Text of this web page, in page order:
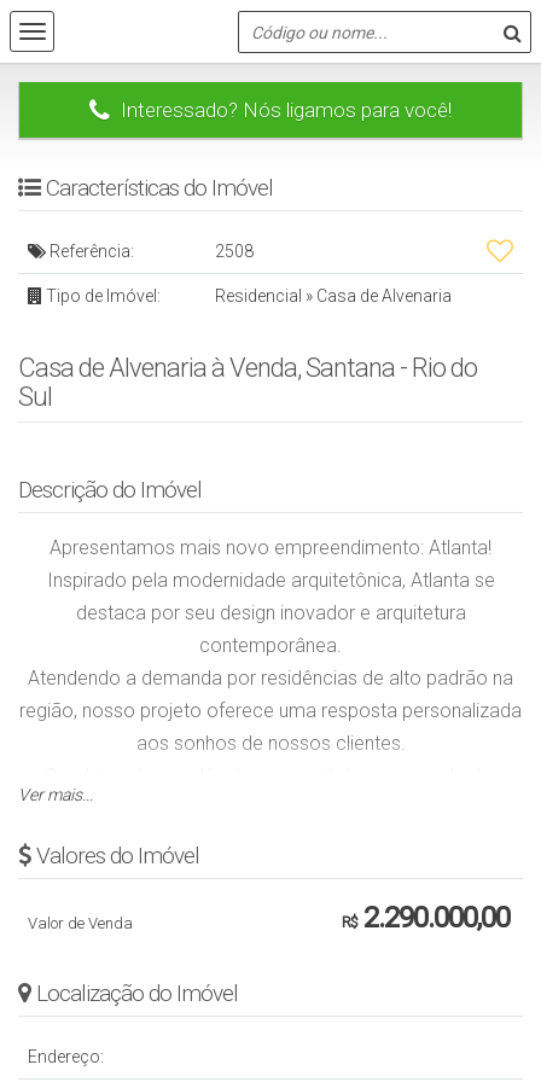
Interessado? Nós ligamos para você!
Características do Imóvel
Referência: 2508
Tipo de Imóvel: Residencial » Casa de Alvenaria
Casa de Alvenaria à Venda, Santana - Rio do
Sul
Descrição do Imóvel
Apresentamos mais novo empreendimento: Atlanta!
Inspirado pela modernidade arquitetônica, Atlanta se
destaca por seu design inovador e arquitetura
contemporânea.
Atendendo a demanda por residências de alto padrão na
região, nosso projeto oferece uma resposta personalizada
aos sonhos de nossos clientes.
Atlanta não oferece apenas um lar, mas também um
investimento duradouro, valorizando-se no mercado!
Com ambientes amplos e espaçosos, Atlanta oferece uma
atmosfera arejada e iluminada, criando um espaço
equipadas com piso aquecido, espaço personalizado,
A área social impressiona com seu pé direito duplo,
Ver mais...
Valores do Imóvel
R$2.290.000,00
Valor de Venda
Localização do Imóvel
Endereço: